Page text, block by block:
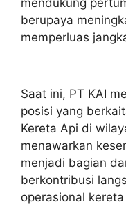
mendukung
berupaya
memperluas
Saat ini, PT KAI
posisi yang
Kereta Api di
menawarkan
menjadi bagian
berkontribusi
operasional